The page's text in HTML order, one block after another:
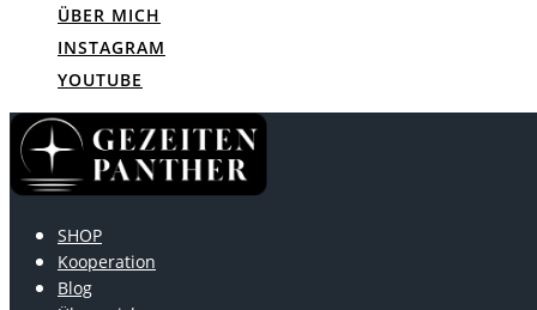
ÜBER MICH
INSTAGRAM
YOUTUBE
SHOP
Kooperation
Blog